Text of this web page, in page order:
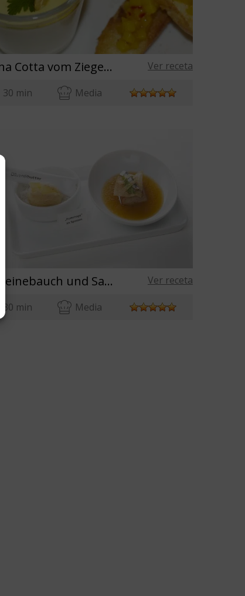
Panna Cotta vom Ziegenkäse mit Quitten-Crostini und Wintersalat Ver receta
30 min Media
Schweinebauch und Sardine mit Pellkartoffel und Olivenölbutter Ver receta
30 min Media